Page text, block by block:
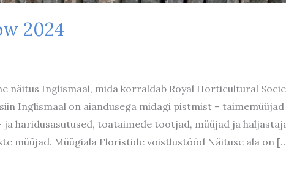
2024
näitus Inglismaal, mida korraldab Royal Horticultural
Inglismaal on aiandusega midagi pistmist –
haridusasutused, toataimede tootjad, müüjad ja
müüjad. Müügiala Floristide võistlustööd Näituse ala on